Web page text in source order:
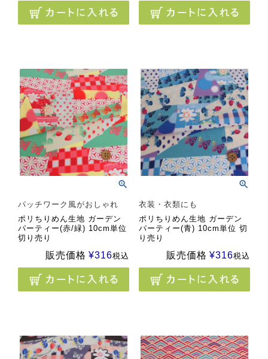
パッチワーク風がおしゃれ
ポリちりめん生地 ガーデン
パーティー(赤/緑) 10cm単位
切り売り
販売価格 ¥316税込
衣装・衣類にも
ポリちりめん生地 ガーデン
パーティー(青) 10cm単位 切
り売り
販売価格 ¥316税込